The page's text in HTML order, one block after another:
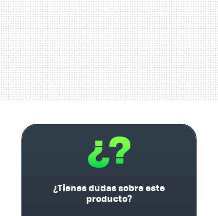
¿Tienes dudas sobre este
producto?